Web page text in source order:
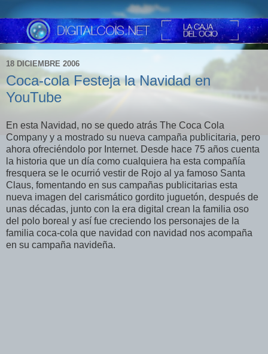
18 DICIEMBRE 2006
Coca-cola Festeja la Navidad en
YouTube
En esta Navidad, no se quedo atrás The Coca Cola
Company y a mostrado su nueva campaña publicitaria, pero
ahora ofreciéndolo por Internet. Desde hace 75 años cuenta
la historia que un día como cualquiera ha esta compañía
fresquera se le ocurrió vestir de Rojo al ya famoso Santa
Claus, fomentando en sus campañas publicitarias esta
nueva imagen del carismático gordito juguetón, después de
unas décadas, junto con la era digital crean la familia oso
del polo boreal y así fue creciendo los personajes de la
familia coca-cola que navidad con navidad nos acompaña
en su campaña navideña.